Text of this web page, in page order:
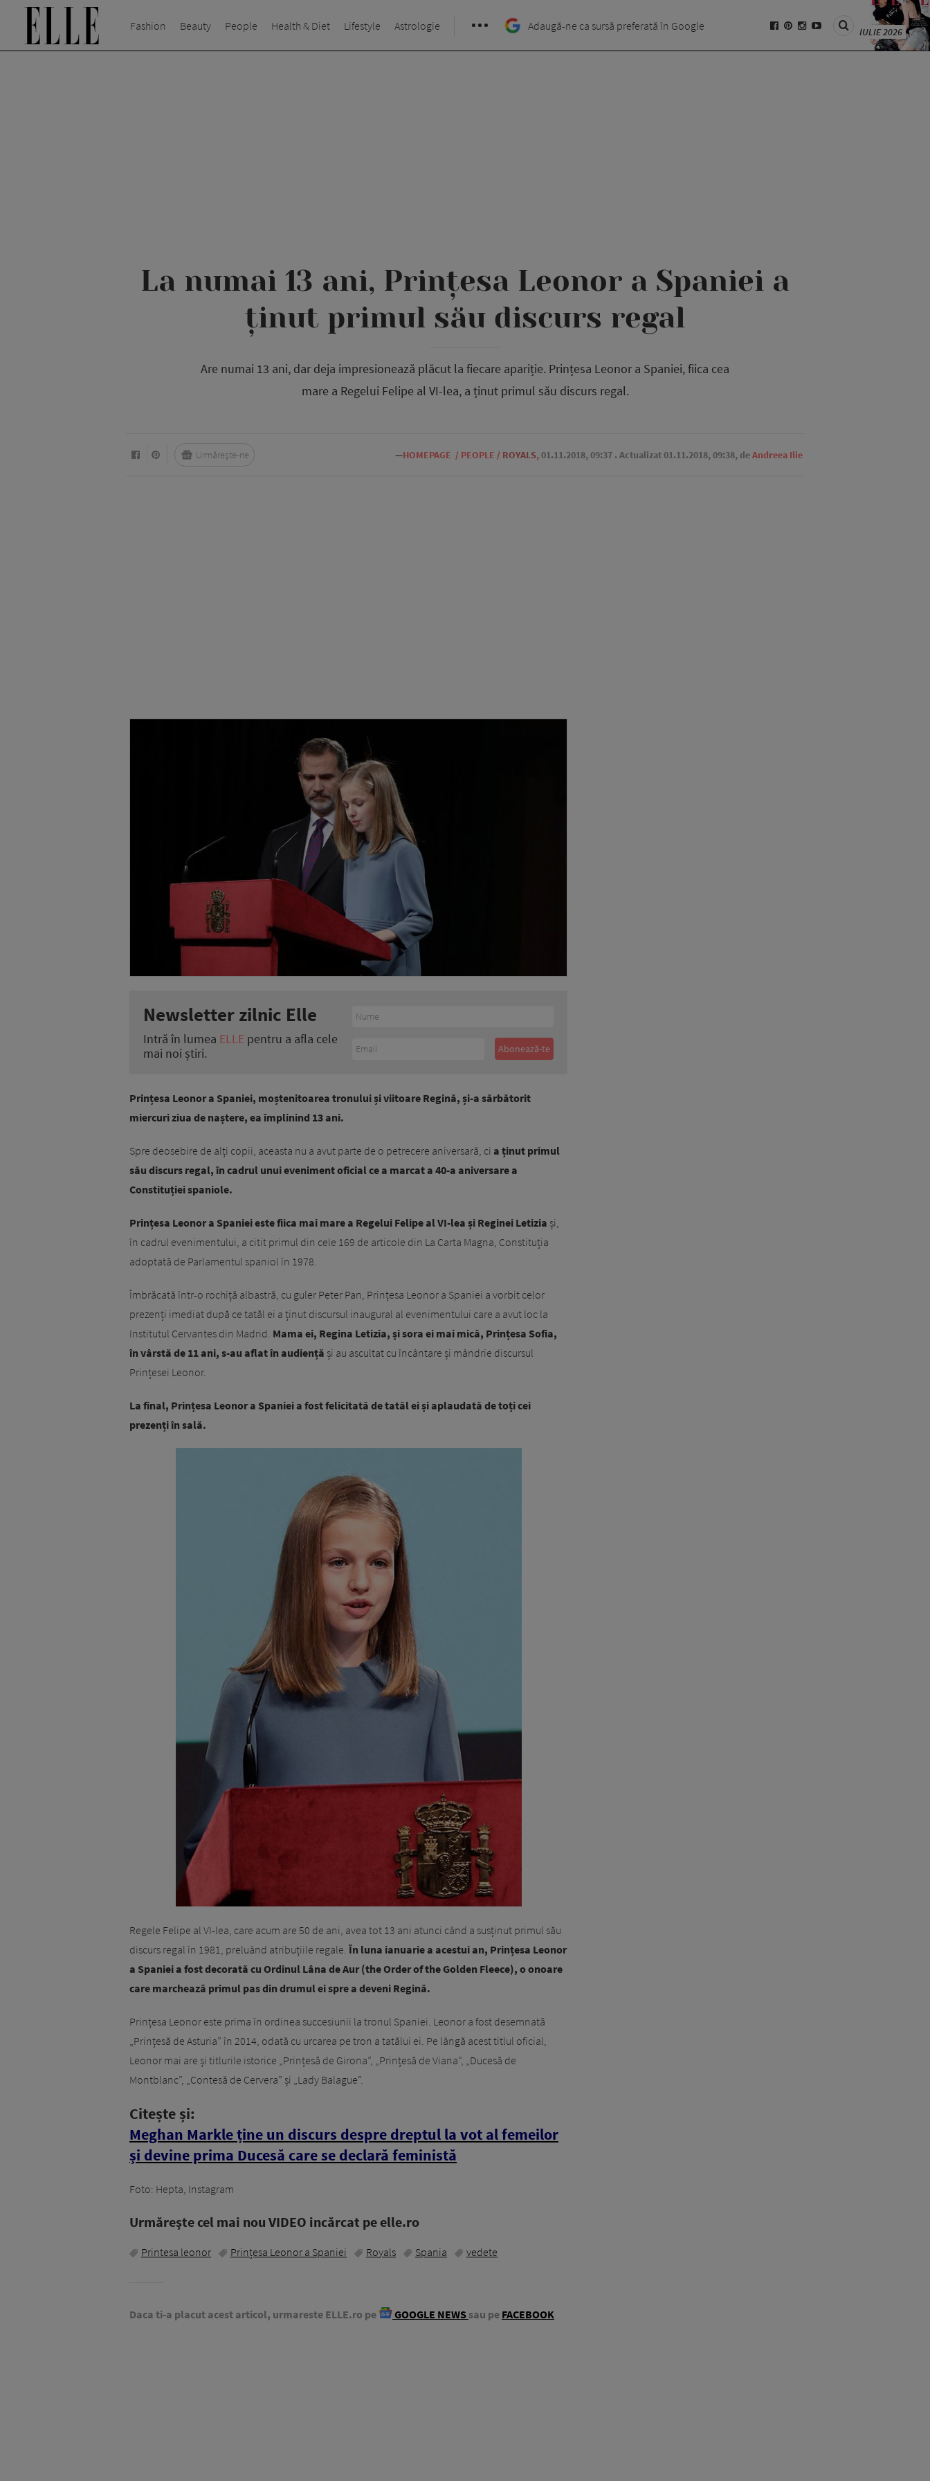
Fashion Beauty People Health & Diet Lifestyle Astrologie Adaugă-ne ca sursă preferată în Google IULIE 2026
La numai 13 ani, Prințesa Leonor a Spaniei a
ținut primul său discurs regal
Are numai 13 ani, dar deja impresionează plăcut la fiecare apariție. Prințesa Leonor a Spaniei, fiica cea
mare a Regelui Felipe al VI-lea, a ținut primul său discurs regal.
—HOMEPAGE / PEOPLE / ROYALS,01.11.2018, 09:37 . Actualizat 01.11.2018, 09:38, deAndreea Ilie
Urmărește-ne
Newsletter zilnic Elle
Intră în lumea ELLE pentru a afla cele
mai noi știri.
Prințesa Leonor a Spaniei, moștenitoarea tronului și viitoare Regină, și-a sărbătorit
miercuri ziua de naștere, ea împlinind 13 ani.
Spre deosebire de alți copii, aceasta nu a avut parte de o petrecere aniversară, ci a ținut primul
său discurs regal, în cadrul unui eveniment oficial ce a marcat a 40-a aniversare a
Constituției spaniole.
Prințesa Leonor a Spaniei este fiica mai mare a Regelui Felipe al VI-lea și Reginei Letizia și,
în cadrul evenimentului, a citit primul din cele 169 de articole din La Carta Magna, Constituția
adoptată de Parlamentul spaniol în 1978.
Îmbrăcată într-o rochiță albastră, cu guler Peter Pan, Prințesa Leonor a Spaniei a vorbit celor
prezenți imediat după ce tatăl ei a ținut discursul inaugural al evenimentului care a avut loc la
Institutul Cervantes din Madrid. Mama ei, Regina Letizia, și sora ei mai mică, Prințesa Sofia,
în vârstă de 11 ani, s-au aflat în audiență și au ascultat cu încântare și mândrie discursul
Prințesei Leonor.
La final, Prințesa Leonor a Spaniei a fost felicitată de tatăl ei și aplaudată de toți cei
prezenți în sală.
Regele Felipe al VI-lea, care acum are 50 de ani, avea tot 13 ani atunci când a susținut primul său
discurs regal în 1981, preluând atribuțiile regale. În luna ianuarie a acestui an, Prințesa Leonor
a Spaniei a fost decorată cu Ordinul Lâna de Aur (the Order of the Golden Fleece), o onoare
care marchează primul pas din drumul ei spre a deveni Regină.
Prințesa Leonor este prima în ordinea succesiunii la tronul Spaniei. Leonor a fost desemnată
„Prințesă de Asturia” în 2014, odată cu urcarea pe tron a tatălui ei. Pe lângă acest titlul oficial,
Leonor mai are și titlurile istorice „Prințesă de Girona”, „Prințesă de Viana”, „Ducesă de
Montblanc”, „Contesă de Cervera” și „Lady Balague”.
Citește și:
Meghan Markle ține un discurs despre dreptul la vot al femeilor
și devine prima Ducesă care se declară feministă
Foto: Hepta, Instagram
Urmăreşte cel mai nou VIDEO incărcat pe elle.ro
Printesa leonor Prințesa Leonor a Spaniei Royals Spania vedete
Daca ti-a placut acest articol, urmareste ELLE.ro pe GOOGLE NEWS sau pe FACEBOOK